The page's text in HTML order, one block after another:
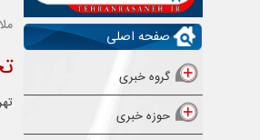
صفحه اصلی
گروه خبری
حوزه خبری
تحقق
تهران